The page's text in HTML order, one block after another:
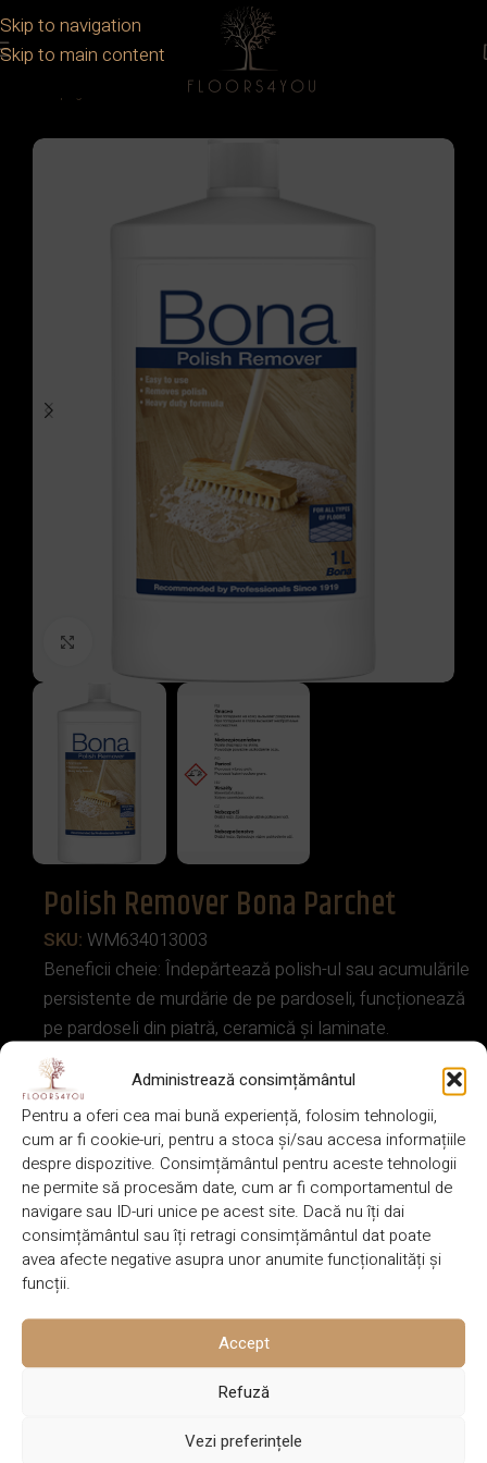
Administrează consimțământul
Pentru a oferi cea mai bună experiență, folosim tehnologii,
cum ar fi cookie-uri, pentru a stoca și/sau accesa informațiile
despre dispozitive. Consimțământul pentru aceste tehnologii
ne permite să procesăm date, cum ar fi comportamentul de
navigare sau ID-uri unice pe acest site. Dacă nu îți dai
consimțământul sau îți retragi consimțământul dat poate
avea afecte negative asupra unor anumite funcționalități și
funcții.
Accept
Refuză
Vezi preferințele
Skip to navigation
Skip to main content
Accesorii /Intretinere
Polish Remover Bona Parchet
SKU: WM634013003
Beneficii cheie: Îndepărtează polish-ul sau acumulările
persistente de murdărie de pe pardoseli, funcționează
pe pardoseli din piatră, ceramică și laminate.
BRAND
BONA CANTITATE 1 L
SOLICITĂ OFERTĂ
VINO ÎN SHOWROOM
FIȘĂ TEHNICĂ
DESCRIERE
Bona Polish Remover are o formulă specială pentru
îndepărtarea polish-ului Bona pentru pardoseli din lemn, a
laminate și a Bona Refresher pentru pardoseli din lemn.